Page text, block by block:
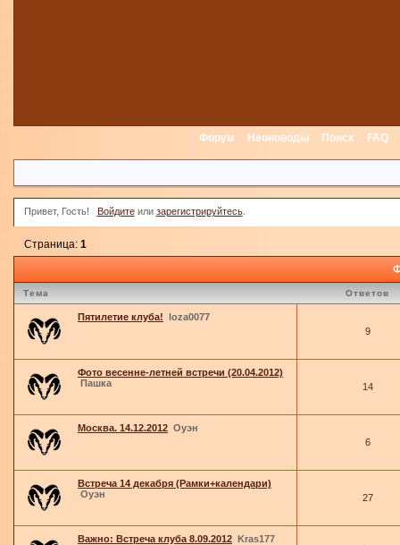
Форум Неоноводы Поиск FAQ
Привет, Гость! Войдитеили зарегистрируйтесь.
Страница:1
Тема Ответов
Пятилетие клуба! loza0077
9
Фото весенне-летней встречи (20.04.2012)
Пашка
14
Москва. 14.12.2012 Оуэн
6
Встреча 14 декабря (Рамки+календари)
Оуэн
27
Важно: Встреча клуба 8.09.2012 Kras177